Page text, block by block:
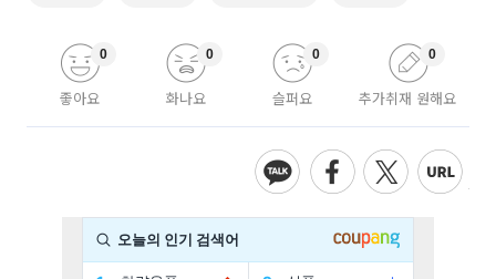
좋아요
0
화나요
0
슬퍼요
0
추가취재 원해요
0